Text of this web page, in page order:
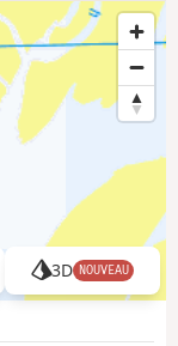
3D NOUVEAU